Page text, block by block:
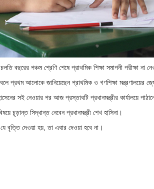
বছরের পঞ্চম শ্রেণি শেষে প্রাথমিক শিক্ষা সমাপনী পরীক্ষা না
বলে প্রথম আলোকে জানিয়েছেন প্রাথমিক ও গণশিক্ষা
সই নেওয়ার পর আজ প্রস্তাবটি প্রধানমন্ত্রীর কার্যালয়ে
চূড়ান্ত সিদ্ধান্ত নেবেন প্রধানমন্ত্রী শেখ হাসিনা।
বৃত্তি দেওয়া হয়, তা এবার দেওয়া হবে না।